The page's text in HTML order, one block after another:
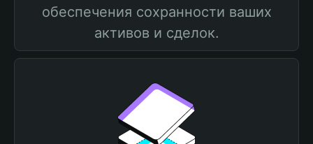
обеспечения сохранности ваших
активов и сделок.